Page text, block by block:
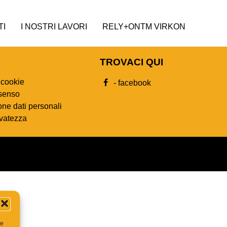
I NOSTRI LAVORI RELY+ONTM VIRKON
dati personali
TROVACI QUI
- facebook